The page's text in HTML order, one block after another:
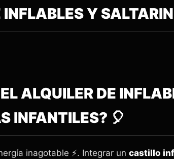
Y
ALQUILER DE
INFANTILES? 🎈
inagotable ⚡. Integrar un castillo